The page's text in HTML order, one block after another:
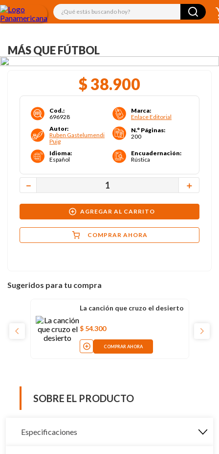
¿Qué estás buscando hoy?
MÁS QUE FÚTBOL
$ 38.900
Cod.:
696928
Marca:
Enlace Editorial
Autor:
Ruben Gastelumendi
Puig
N.° Páginas:
200
Idioma:
Español
Encuadernación:
Rústica
＋
－
AGREGAR AL CARRITO
COMPRAR AHORA
Sugeridos para tu compra
La canción que cruzo el desierto
$ 54.300
COMPRAR AHORA
SOBRE EL PRODUCTO
Especificaciones